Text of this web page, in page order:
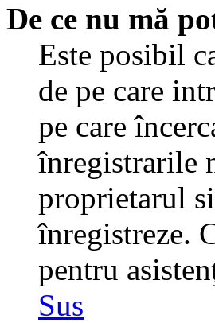
De ce nu mă
Este posibil
de pe care
pe care
înregistrarile
proprietarul
înregistreze.
pentru
Sus